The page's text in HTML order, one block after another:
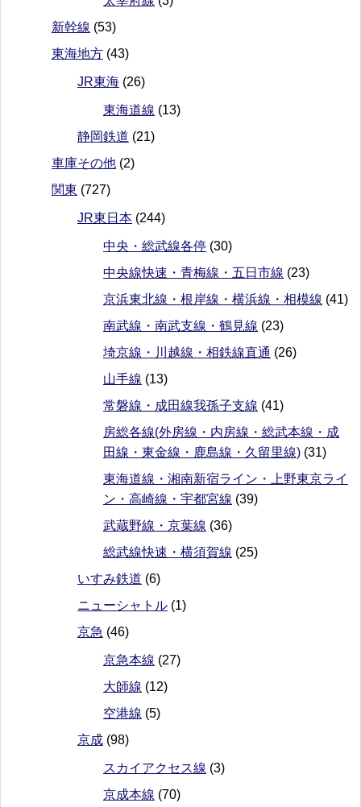
新幹線 (53)
東海地方 (43)
JR東海 (26)
東海道線 (13)
静岡鉄道 (21)
車庫その他 (2)
関東 (727)
JR東日本 (244)
中央・総武線各停 (30)
中央線快速・青梅線・五日市線 (23)
京浜東北線・根岸線・横浜線・相模線 (41)
南武線・南武支線・鶴見線 (23)
埼京線・川越線・相鉄線直通 (26)
山手線 (13)
常磐線・成田線我孫子支線 (41)
房総各線(外房線・内房線・総武本線・成
田線・東金線・鹿島線・久留里線) (31)
東海道線・湘南新宿ライン・上野東京ライ
ン・高崎線・宇都宮線 (39)
武蔵野線・京葉線 (36)
総武線快速・横須賀線 (25)
いすみ鉄道 (6)
ニューシャトル (1)
京急 (46)
京急本線 (27)
大師線 (12)
空港線 (5)
京成 (98)
スカイアクセス線 (3)
京成本線 (70)